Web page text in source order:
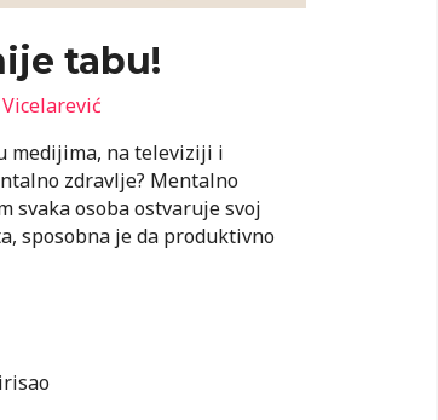
tabu!
medijima, na televiziji i
zdravlje? Mentalno
svaka osoba ostvaruje svoj
sposobna je da produktivno